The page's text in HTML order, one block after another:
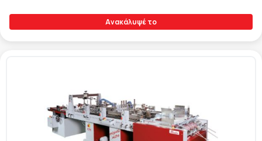
Ανακάλυψέ το